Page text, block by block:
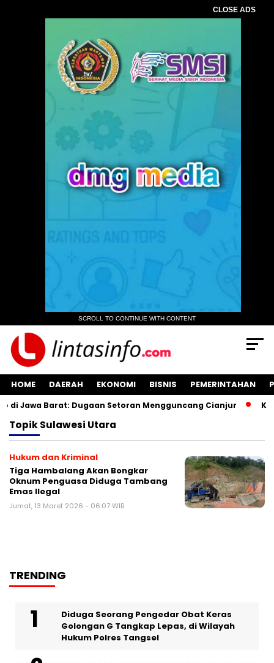
CLOSE ADS
SCROLL TO CONTINUE WITH CONTENT
HOME DAERAH EKONOMI BISNIS PEMERINTAHAN
Jawa Barat: Dugaan Setoran Mengguncang Cianjur
TopikSulawesi Utara
Hukum dan Kriminal
Tiga Hambalang Akan Bongkar
Oknum Penguasa Diduga Tambang
Emas Ilegal
Jumat, 13 Maret 2026 - 06:07 WIB
TRENDING
‎Diduga Seorang Pengedar Obat Keras
Golongan G Tangkap Lepas, di Wilayah
Hukum Polres Tangsel